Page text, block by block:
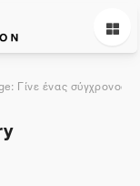
Γίνε ένας σύγχρονος